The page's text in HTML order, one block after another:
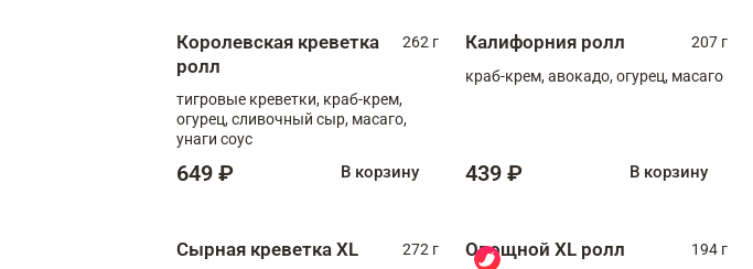
Королевская креветка
ролл
262 г
тигровые креветки, краб-крем,
огурец, сливочный сыр, масаго,
унаги соус
649 ₽ В корзину
Калифорния ролл
207 г
краб-крем, авокадо, огурец, масаго
439 ₽ В корзину
Сырная креветка XL
272 г Овощной XL ролл 194 г